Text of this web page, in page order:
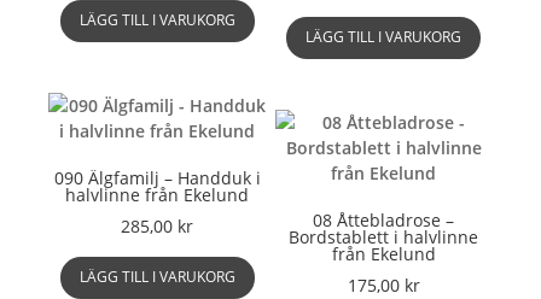
LÄGG TILL I VARUKORG
LÄGG TILL I VARUKORG
090 Älgfamilj – Handduk i
halvlinne från Ekelund
285,00 kr
LÄGG TILL I VARUKORG
08 Åttebladrose –
Bordstablett i halvlinne
från Ekelund
175,00 kr